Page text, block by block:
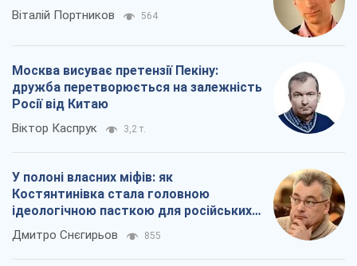
Віталій Портников 564
Москва висуває претензії Пекіну:
дружба перетворюється на залежність
Росії від Китаю
Віктор Каспрук 3,2 т.
У полоні власних міфів: як
Костянтинівка стала головною
ідеологічною пасткою для російських
окупантів
Дмитро Снєгирьов 855